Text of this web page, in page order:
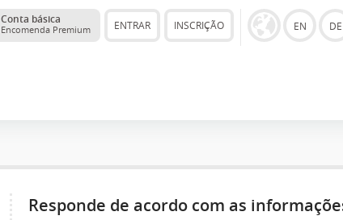
Conta básica
Encomenda Premium ENTRAR INSCRIÇÃO EN DE
Responde de acordo com as